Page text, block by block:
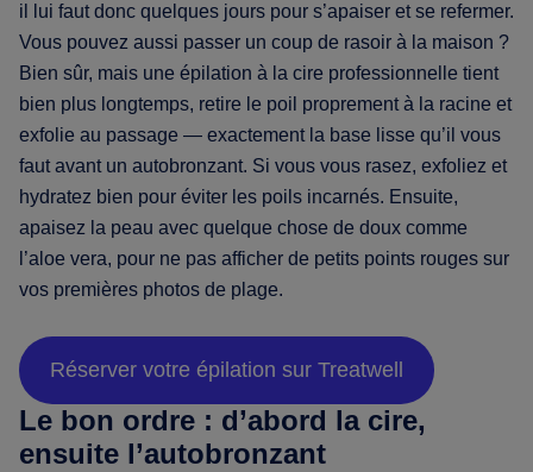
il lui faut donc quelques jours pour s’apaiser et se refermer.
Vous pouvez aussi passer un coup de rasoir à la maison ?
Bien sûr, mais une épilation à la cire professionnelle tient
bien plus longtemps, retire le poil proprement à la racine et
exfolie au passage — exactement la base lisse qu’il vous
faut avant un autobronzant. Si vous vous rasez, exfoliez et
hydratez bien pour éviter les poils incarnés. Ensuite,
apaisez la peau avec quelque chose de doux comme
l’aloe vera, pour ne pas afficher de petits points rouges sur
vos premières photos de plage.
Réserver votre épilation sur Treatwell
Le bon ordre : d’abord la cire,
ensuite l’autobronzant